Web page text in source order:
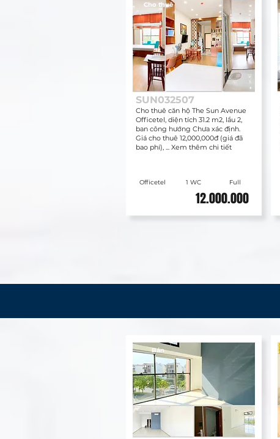
Cho thuê
Cho thuê căn hộ The Sun Avenue
Officetel, diện tích 31.2 m2, lầu 2,
ban công hướng Chưa xác định.
Giá cho thuê 12,000,000đ (giá đã
bao phí), ... Xem thêm chi tiết
SUN032507
Officetel 1 WC Full
12.000.000
Bán